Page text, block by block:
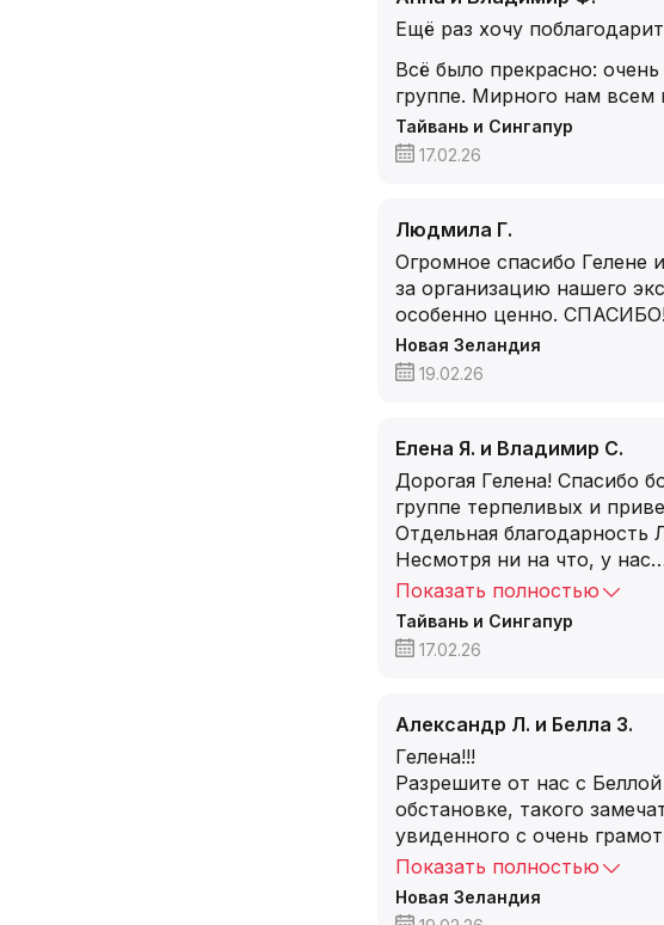
Ещё раз хочу
Всё было прекрасно:
группе. Мирного нам всем
Тайвань и Сингапур
17.02.26
Людмила Г.
Огромное спасибо Гелене
за организацию нашего
особенно ценно.
Новая Зеландия
19.02.26
Елена Я. и Владимир С.
Дорогая Гелена! Спасибо
группе терпеливых и
Отдельная благодарность
Несмотря ни на что, у нас
Показать полностью
Тайвань и Сингапур
17.02.26
Александр Л. и Белла З.
Гелена!!!
Разрешите от нас с
обстановке, такого
увиденного с очень
Показать полностью
Новая Зеландия